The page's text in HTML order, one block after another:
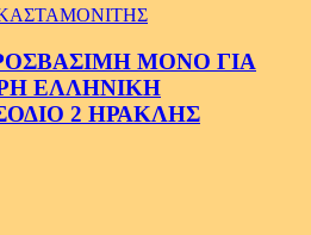
ΜΟΝΟ ΓΙΑ
ΕΛΛΗΝΙΚΗ
2 ΗΡΑΚΛΗΣ